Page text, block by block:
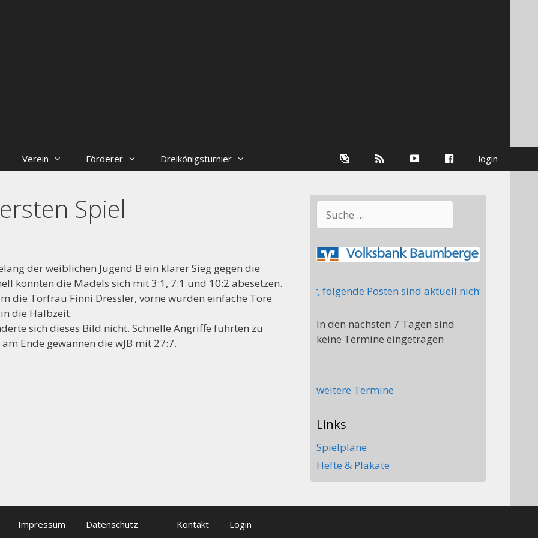
Verein Förderer Dreikönigsturnier login
Facebook
youtube
Galerie
Spiel
der weiblichen Jugend B ein klarer Sieg gegen die
konnten die Mädels sich mit 3:1, 7:1 und 10:2 abesetzen.
die Torfrau Finni Dressler, vorne wurden einfache Tore
die Halbzeit.
sich dieses Bild nicht. Schnelle Angriffe führten zu
Ende gewannen die wJB mit 27:7.
++++ Der Vorstand der Handballabteilung sucht Mitstreiter, folgende Posten sind aktuell nicht besetzt:
In den nächsten 7 Tagen sind
keine Termine eingetragen
weitere Termine
Links
Spielpläne
Hefte & Plakate
Impressum Datenschutz Kontakt Login